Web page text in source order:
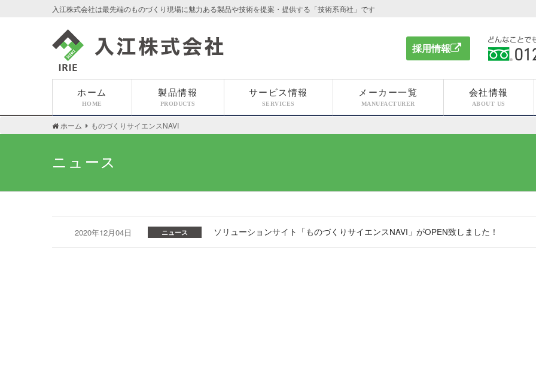
入江株式会社は最先端のものづくり現場に魅力ある製品や技術を提案・提供する「技術系商社」です
入江株式会社
採用情報
ください
ホーム
HOME
製品情報
PRODUCTS
サービス情報
SERVICES
メーカー一覧
MANUFACTURER
会社情報
ABOUT US
ホーム ものづくりサイエンスNAVI
ニュース
2020年12月04日 ニュース ソリューションサイト「ものづくりサイエンスNAVI」がOPEN致しました！